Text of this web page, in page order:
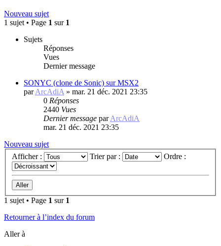
Nouveau sujet
1 sujet • Page 1 sur 1
Sujets
Réponses
Vues
Dernier message
SONYC (clone de Sonic) sur MSX2
parArcAdiA » mar. 21 déc. 2021 23:35
0 Réponses
2440 Vues
Dernier message parArcAdiA
mar. 21 déc. 2021 23:35
Nouveau sujet
Afficher :
Trier par : Ordre :
1 sujet • Page 1 sur 1
Retourner à l’index du forum
Aller à